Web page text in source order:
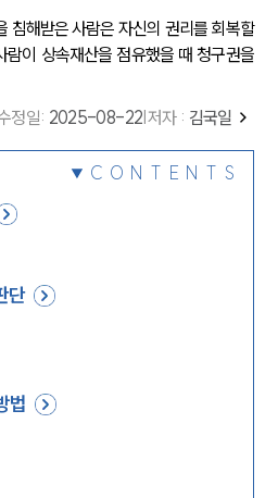
침해받은 사람은 자신의 권리를 회복할
이 상속재산을 점유했을 때 청구권을
정일: 2025-08-22 저자 : 김국일
CONTENTS
단
법